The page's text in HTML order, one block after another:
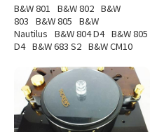
B&W 801 B&W 802 B&W
803 B&W 805 B&W
Nautilus B&W 804 D4 B&W 805
D4 B&W 683 S2 B&W CM10